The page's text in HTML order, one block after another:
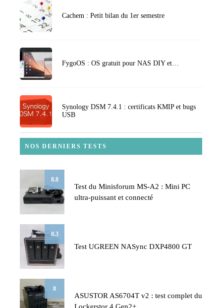
Cachem : Petit bilan du 1er semestre
FygoOS : OS gratuit pour NAS DIY et…
Synology DSM 7.4.1 : certificats KMIP et bugs
USB
NOS DERNIERS TESTS
8.8
Test du Minisforum MS-A2 : Mini PC
ultra-puissant et connecté
8.3
Test UGREEN NASync DXP4800 GT
8
ASUSTOR AS6704T v2 : test complet du
Lockerstor 4 Gen2+